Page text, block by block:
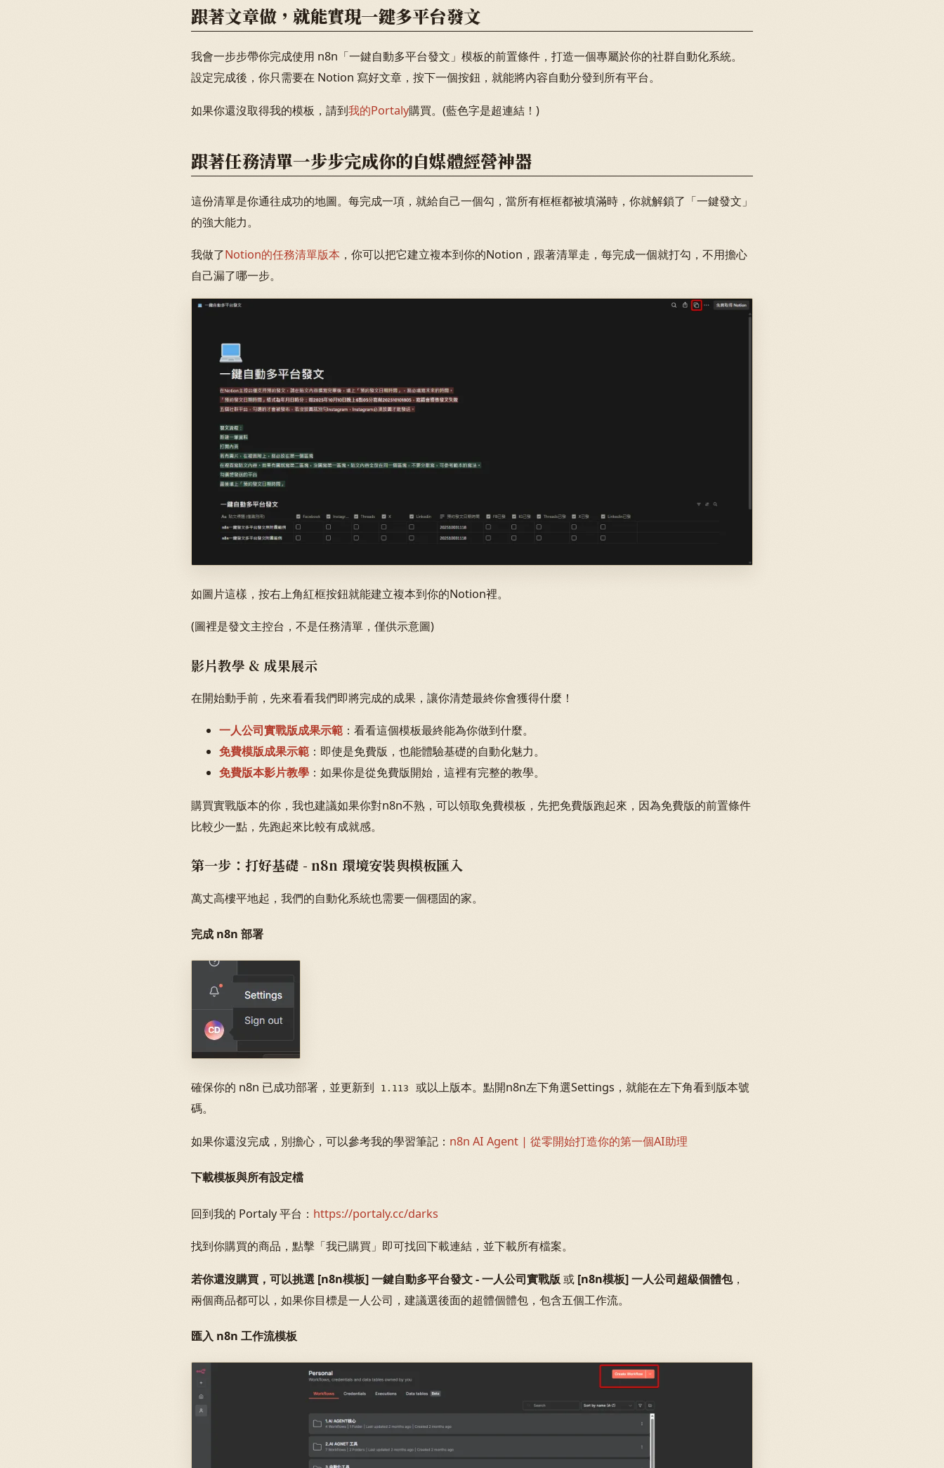
跟著文章做，就能實現一鍵多平台發文
我會一步步帶你完成使用 n8n「一鍵自動多平台發文」模板的前置條件，打造一個專屬於你的社群自動化系統。
設定完成後，你只需要在 Notion 寫好文章，按下一個按鈕，就能將內容自動分發到所有平台。
如果你還沒取得我的模板，請到我的Portaly購買。(藍色字是超連結！)
跟著任務清單一步步完成你的自媒體經營神器
這份清單是你通往成功的地圖。每完成一項，就給自己一個勾，當所有框框都被填滿時，你就解鎖了「一鍵發文」
的強大能力。
我做了Notion的任務清單版本 ，你可以把它建立複本到你的Notion，跟著清單走，每完成一個就打勾，不用擔心
自己漏了哪一步。
如圖片這樣，按右上角紅框按鈕就能建立複本到你的Notion裡。
(圖裡是發文主控台，不是任務清單，僅供示意圖)
影片教學 & 成果展示
在開始動手前，先來看看我們即將完成的成果，讓你清楚最終你會獲得什麼！
一人公司實戰版成果示範 ：看看這個模板最終能為你做到什麼。
免費模版成果示範 ：即使是免費版，也能體驗基礎的自動化魅力。
免費版本影片教學 ：如果你是從免費版開始，這裡有完整的教學。
購買實戰版本的你，我也建議如果你對n8n不熟，可以領取免費模板，先把免費版跑起來，因為免費版的前置條件
比較少一點，先跑起來比較有成就感。
第一步：打好基礎 - n8n 環境安裝與模板匯入
萬丈高樓平地起，我們的自動化系統也需要一個穩固的家。
完成 n8n 部署
確保你的 n8n 已成功部署，並更新到 1.113
或以上版本。點開n8n左下角選Settings，就能在左下角看到版本號
碼。
如果你還沒完成，別擔心，可以參考我的學習筆記： n8n AI Agent | 從零開始打造你的第一個AI助理
下載模板與所有設定檔
回到我的 Portaly 平台： https://portaly.cc/darks
找到你購買的商品，點擊「我已購買」即可找回下載連結，並下載所有檔案。
若你還沒購買，可以挑選 [n8n模板] 一鍵自動多平台發文 - 一人公司實戰版 或 [n8n模板] 一人公司超級個體包，
兩個商品都可以，如果你目標是一人公司，建議選後面的超體個體包，包含五個工作流。
匯入 n8n 工作流模板